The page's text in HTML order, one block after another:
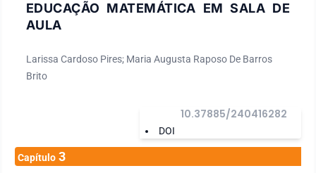
EDUCAÇÃO MATEMÁTICA EM SALA DE
AULA
Larissa Cardoso Pires; Maria Augusta Raposo De Barros
Brito
DOI
10.37885/240416282
Capítulo 3